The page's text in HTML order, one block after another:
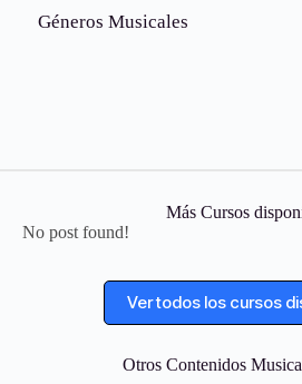
Géneros Musicales
Más Cursos
No post found!
Ver todos los cursos
Otros Contenidos